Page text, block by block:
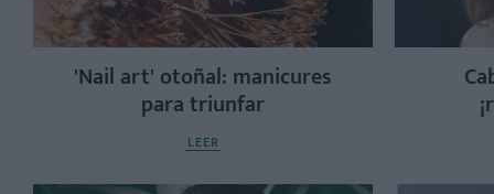
'Nail art' otoñal: manicures
para triunfar
LEER